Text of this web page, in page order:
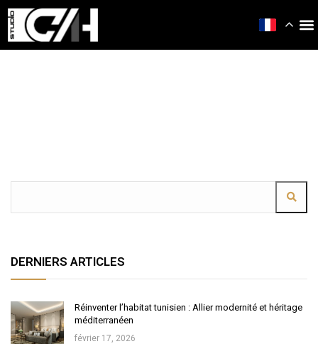
DERNIERS ARTICLES
Réinventer l’habitat tunisien : Allier modernité et héritage
méditerranéen
février 17, 2026